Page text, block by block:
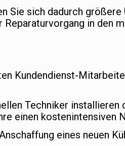
Sie sich dadurch
Reparaturvorgang in den
Kundendienst-
Techniker
einen kostenintensiven
eines neuen